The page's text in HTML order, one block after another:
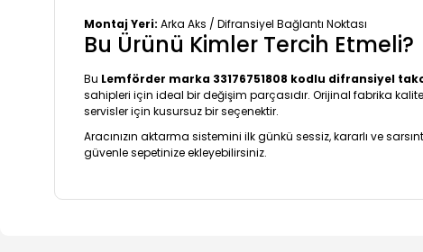
Montaj Yeri: Arka Aks / Difransiyel Bağlantı Noktası
Bu Ürünü Kimler Tercih Etmeli?
Bu Lemförder marka 33176751808 kodlu difransiyel
sahipleri için ideal bir değişim parçasıdır. Orijinal fabrika
servisler için kusursuz bir seçenektir.
Aracınızın aktarma sistemini ilk günkü sessiz, kararlı ve
güvenle sepetinize ekleyebilirsiniz.